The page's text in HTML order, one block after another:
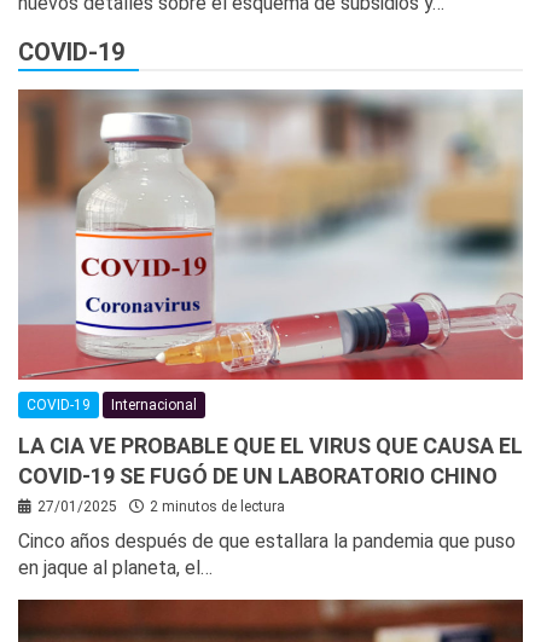
COVID-19
COVID-19 Internacional
LA CIA VE PROBABLE QUE EL VIRUS QUE CAUSA EL
COVID-19 SE FUGÓ DE UN LABORATORIO CHINO
27/01/2025 2 minutos de lectura
Cinco años después de que estallara la pandemia que puso
en jaque al planeta, el…